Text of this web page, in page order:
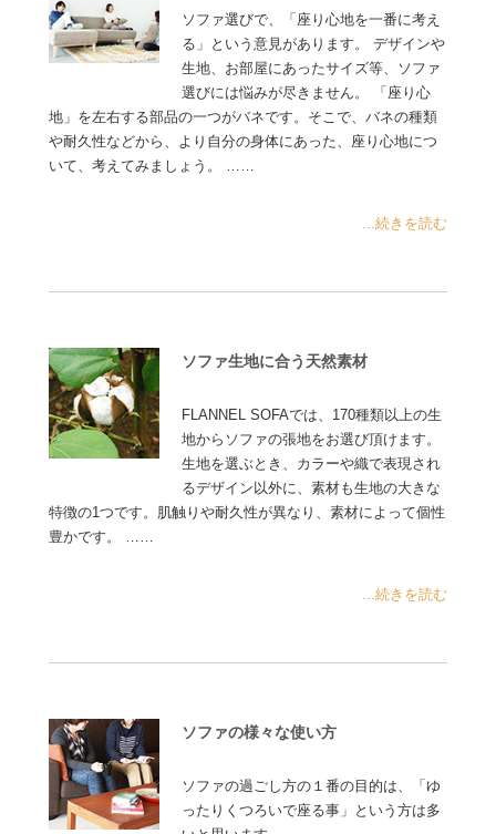
ソファ選びで、「座り心地を一番に考え
る」という意見があります。 デザインや
生地、お部屋にあったサイズ等、ソファ
選びには悩みが尽きません。 「座り心
地」を左右する部品の一つがバネです。そこで、バネの種類
や耐久性などから、より自分の身体にあった、座り心地につ
いて、考えてみましょう。 ……
...続きを読む
ソファ生地に合う天然素材
FLANNEL SOFAでは、170種類以上の生
地からソファの張地をお選び頂けます。
生地を選ぶとき、カラーや織で表現され
るデザイン以外に、素材も生地の大きな
特徴の1つです。肌触りや耐久性が異なり、素材によって個性
豊かです。 ……
...続きを読む
ソファの様々な使い方
ソファの過ごし方の１番の目的は、「ゆ
ったりくつろいで座る事」という方は多